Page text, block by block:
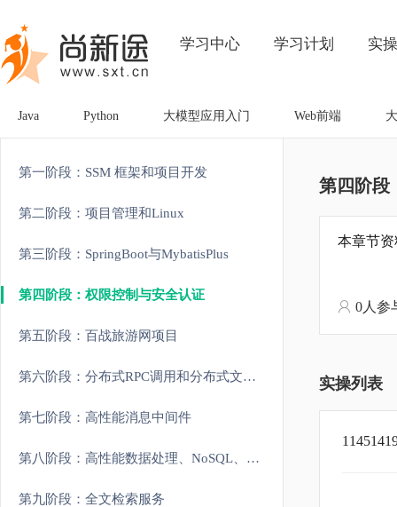
学习中心 学习计划 实操
Java Python 大模型应用入门 Web前端
第一阶段：SSM 框架和项目开发
第二阶段：项目管理和Linux
第三阶段：SpringBoot与MybatisPlus
第四阶段：权限控制与安全认证
第五阶段：百战旅游网项目
第六阶段：分布式RPC调用和分布式文件存储
第七阶段：高性能消息中间件
第八阶段：高性能数据处理、NoSQL、分库分表
第九阶段：全文检索服务
第四阶段
本章节
0人参
实操列表